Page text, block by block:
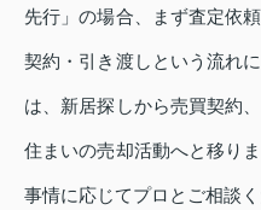
先行」の場合、まず査定依
契約・引き渡しという流れ
は、新居探しから売買契約
住まいの売却活動へと移り
事情に応じてプロとご相談く